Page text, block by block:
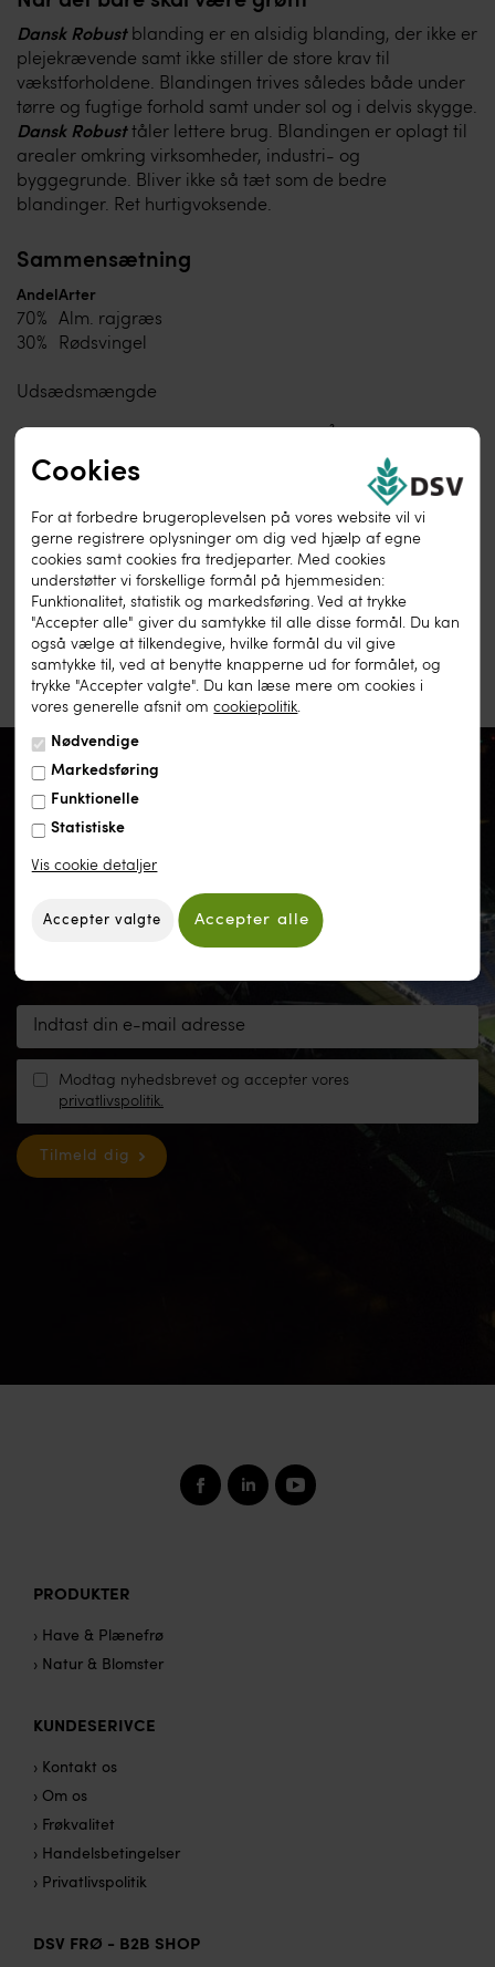
Cookies
For at forbedre brugeroplevelsen på vores website vil vi
gerne registrere oplysninger om dig ved hjælp af egne
cookies samt cookies fra tredjeparter. Med cookies
understøtter vi forskellige formål på hjemmesiden:
Funktionalitet, statistik og markedsføring. Ved at trykke
"Accepter alle" giver du samtykke til alle disse formål. Du kan
også vælge at tilkendegive, hvilke formål du vil give
samtykke til, ved at benytte knapperne ud for formålet, og
trykke "Accepter valgte". Du kan læse mere om cookies i
vores generelle afsnit omcookiepolitik.
Nødvendige
Markedsføring
Funktionelle
Statistiske
Vis cookie detaljer
Dansk Robustblanding er en alsidig blanding, der ikke er
plejekrævende samt ikke stiller de store krav til
vækstforholdene. Blandingen trives således både under
tørre og fugtige forhold samt under sol og i delvis skygge.
Dansk Robusttåler lettere brug. Blandingen er oplagt til
arealer omkring virksomheder, industri- og
byggegrunde. Bliver ikke så tæt som de bedre
blandinger. Ret hurtigvoksende.
Sammensætning
Andel Arter
70%
Alm. rajgræs
30%
Rødsvingel
Udsædsmængde
Anbefalet udsædsmængde
Udskriv denne side
NYHEDSBREV
Bliv opdateret på vores nyheder og få guides fra vores
eksperter direkte i din indbakke. Du kan til enhver tid
afmelde dig, hvis du ikke er interesseret.
Modtag nyhedsbrevet og accepter vores
privatlivspolitik.
PRODUKTER
› Have & Plænefrø
› Natur & Blomster
KUNDESERIVCE
› Kontakt os
› Om os
› Frøkvalitet
› Handelsbetingelser
› Privatlivspolitik
DSV FRØ - B2B SHOP